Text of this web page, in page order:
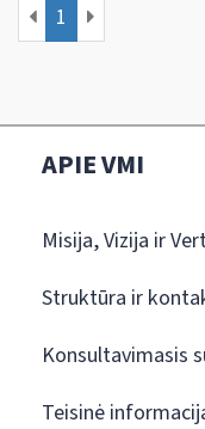
1
APIE VMI
Misija, Vizija ir
Struktūra ir
Konsultavimasis
Teisinė